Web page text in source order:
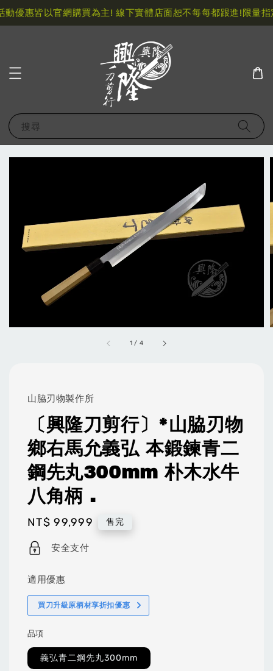
優惠皆以官網購買為主! 線下實體店面恕不每每都跟進!限量指
搜尋
1 / 4
山脇刃物製作所
〔興隆刀剪行〕*山脇刃物
鄉右馬允義弘 本鍛鍊青二
鋼先丸300mm 朴木水牛
八角柄 .
Regular
price
NT$ 99,999 售完
安全支付
適用優惠
買刀升級原柄材享折扣優惠
品項
義弘青二鋼先丸300mm